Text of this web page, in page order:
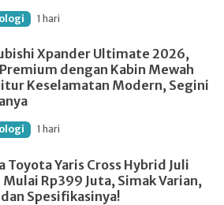
1 hari
Xpander Ultimate 2026,
dengan Kabin Mewah
Keselamatan Modern, Segini
1 hari
Toyota Yaris Cross Hybrid Juli
Rp399 Juta, Simak Varian,
Spesifikasinya!